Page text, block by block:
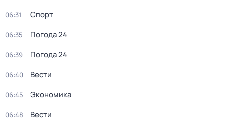
06:31 Спорт
06:35 Погода 24
06:39 Погода 24
06:40 Вести
06:45 Экономика
06:48 Вести